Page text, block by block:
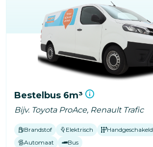
Bestelbus 6m³
Bijv. Toyota ProAce, Renault Trafic
Brandstof Elektrisch
Handgeschakeld
Automaat
Bus